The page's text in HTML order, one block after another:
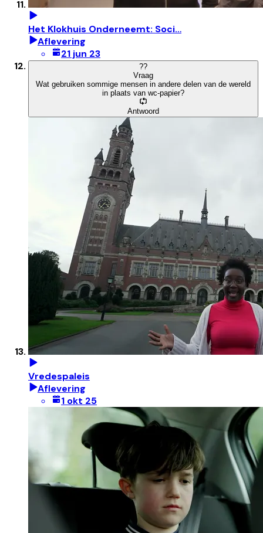
Het Klokhuis Onderneemt: Soci…
Aflevering
21 jun 23
??
Vraag
Wat gebruiken sommige mensen in andere delen van de wereld
in plaats van wc-papier?
Antwoord
Vredespaleis
Aflevering
1 okt 25